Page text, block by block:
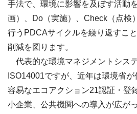
手法で、環境に影響を及ぼす活動
画）、Do（実施）、Check（点検
行うPDCAサイクルを繰り返すこ
削減を図ります。
代表的な環境マネジメントシス
ISO14001ですが、近年は環境省
容易なエコアクション21認証・登
小企業、公共機関への導入が広が